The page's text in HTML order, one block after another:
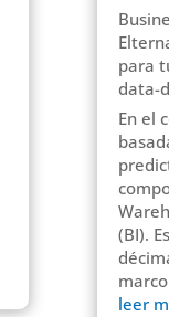
para
data-
En el
(BI).
leer